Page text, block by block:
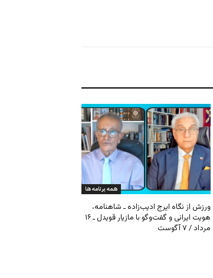
همه برنامه ها
ورزش از نگاه ایرج ادیب‌زاده ـ شاهنامه،
هویت ایرانی و گفت‌وگو با مازیار قویدل ـ ۱۶
مرداد / ۷ آگوست